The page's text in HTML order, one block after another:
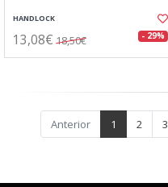
HANDLOCK
13,08€ 18,50€ - 29%
Anterior 1 2 3